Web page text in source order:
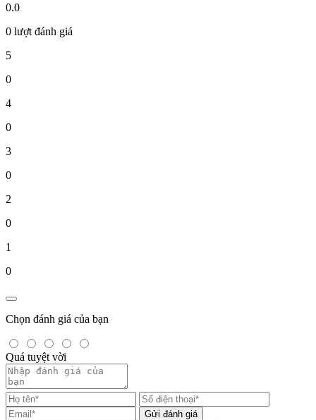
0.0
0 lượt đánh giá
5
0
4
0
3
0
2
0
1
0
Chọn đánh giá của bạn
Quá tuyệt vời
Gửi đánh giá